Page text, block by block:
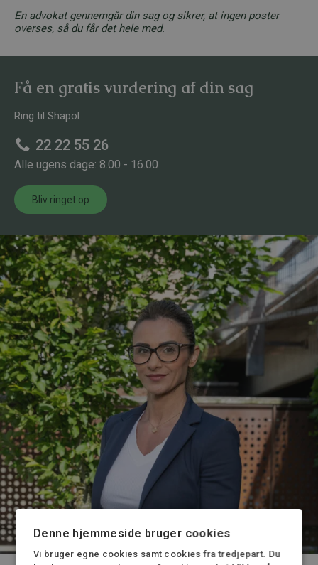
En advokat gennemgår din sag og sikrer, at ingen poster
overses, så du får det hele med.
Få en gratis vurdering af din sag
Ring til Shapol
22 22 55 26
Alle ugens dage: 8.00 - 16.00
Bliv ringet op
Denne hjemmeside bruger cookies
Vi bruger egne cookies samt cookies fra tredjepart. Du